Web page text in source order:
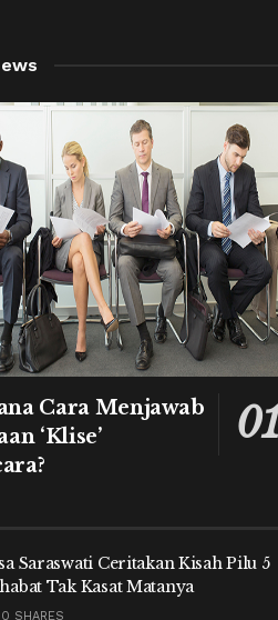
Cara Menjawab
‘Klise’
Saraswati Ceritakan Kisah Pilu 5
Tak Kasat Matanya
0 SHARES